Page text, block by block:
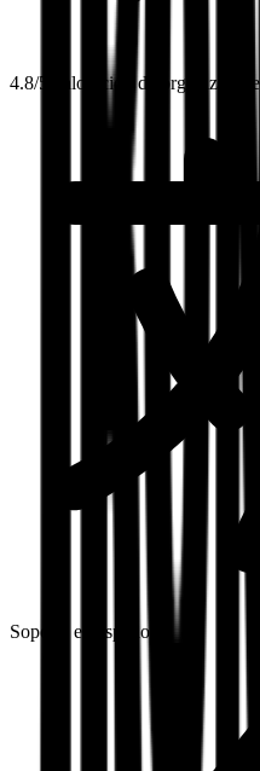
4.8/5 valoración de organizadores
Soporte en español